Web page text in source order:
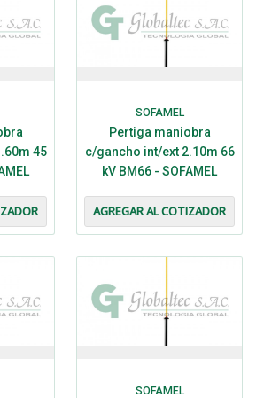
45
SOFAMEL
Pertiga maniobra
c/gancho int/ext 2.10m 66
kV BM66 - SOFAMEL
AGREGAR AL COTIZADOR
SOFAMEL